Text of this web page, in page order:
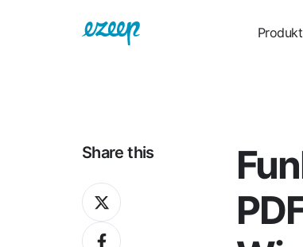
Produkt
Share this
Share
on
XShare